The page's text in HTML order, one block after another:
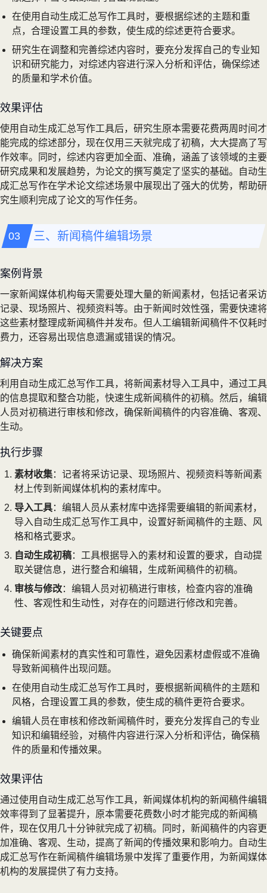
在使用自动生成汇总写作工具时，要根据综述的主题和重
点，合理设置工具的参数，使生成的综述更符合要求。
研究生在调整和完善综述内容时，要充分发挥自己的专业知
识和研究能力，对综述内容进行深入分析和评估，确保综述
的质量和学术价值。
效果评估
使用自动生成汇总写作工具后，研究生原本需要花费两周时间才
能完成的综述部分，现在仅用三天就完成了初稿，大大提高了写
作效率。同时，综述内容更加全面、准确，涵盖了该领域的主要
研究成果和发展趋势，为论文的撰写奠定了坚实的基础。自动生
成汇总写作在学术论文综述场景中展现出了强大的优势，帮助研
究生顺利完成了论文的写作任务。
三、新闻稿件编辑场景
案例背景
一家新闻媒体机构每天需要处理大量的新闻素材，包括记者采访
记录、现场照片、视频资料等。由于新闻时效性强，需要快速将
这些素材整理成新闻稿件并发布。但人工编辑新闻稿件不仅耗时
费力，还容易出现信息遗漏或错误的情况。
解决方案
利用自动生成汇总写作工具，将新闻素材导入工具中，通过工具
的信息提取和整合功能，快速生成新闻稿件的初稿。然后，编辑
人员对初稿进行审核和修改，确保新闻稿件的内容准确、客观、
生动。
执行步骤
素材收集：记者将采访记录、现场照片、视频资料等新闻素
材上传到新闻媒体机构的素材库中。
导入工具：编辑人员从素材库中选择需要编辑的新闻素材，
导入自动生成汇总写作工具中，设置好新闻稿件的主题、风
格和格式要求。
自动生成初稿：工具根据导入的素材和设置的要求，自动提
取关键信息，进行整合和编辑，生成新闻稿件的初稿。
审核与修改：编辑人员对初稿进行审核，检查内容的准确
性、客观性和生动性，对存在的问题进行修改和完善。
关键要点
确保新闻素材的真实性和可靠性，避免因素材虚假或不准确
导致新闻稿件出现问题。
在使用自动生成汇总写作工具时，要根据新闻稿件的主题和
风格，合理设置工具的参数，使生成的稿件更符合要求。
编辑人员在审核和修改新闻稿件时，要充分发挥自己的专业
知识和编辑经验，对稿件内容进行深入分析和评估，确保稿
件的质量和传播效果。
效果评估
通过使用自动生成汇总写作工具，新闻媒体机构的新闻稿件编辑
效率得到了显著提升，原本需要花费数小时才能完成的新闻稿
件，现在仅用几十分钟就完成了初稿。同时，新闻稿件的内容更
加准确、客观、生动，提高了新闻的传播效果和影响力。自动生
成汇总写作在新闻稿件编辑场景中发挥了重要作用，为新闻媒体
机构的发展提供了有力支持。